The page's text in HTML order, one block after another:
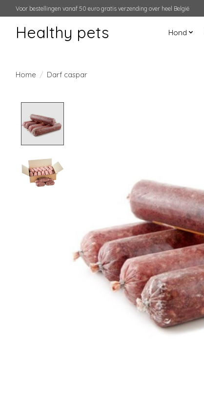
Voor bestellingen vanaf 50 euro gratis verzending over heel België
Healthy pets Hond
Home / Darf caspar